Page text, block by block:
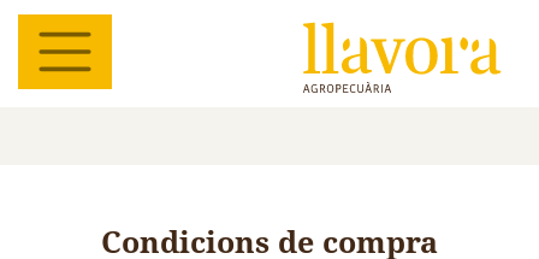
Condicions de compra